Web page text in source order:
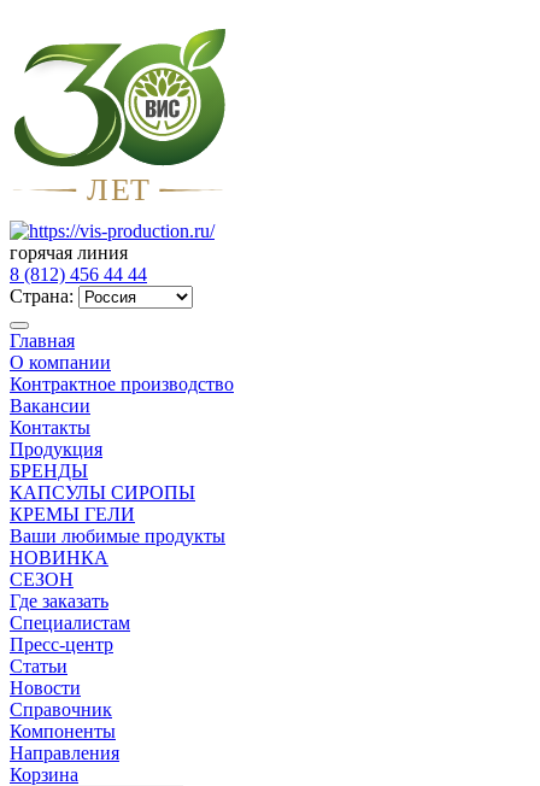
ЛЕТ
горячая линия
8 (812) 456 44 44
Страна:
Главная
О компании
Контрактное производство
Вакансии
Контакты
Продукция
БРЕНДЫ
КАПСУЛЫ СИРОПЫ
КРЕМЫ ГЕЛИ
Ваши любимые продукты
НОВИНКА
СЕЗОН
Где заказать
Специалистам
Пресс-центр
Статьи
Новости
Справочник
Компоненты
Направления
Корзина